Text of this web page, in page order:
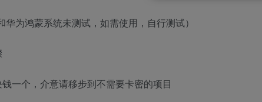
为鸿蒙系统未测试，如需使用，自行测试）
一个，介意请移步到不需要卡密的项目